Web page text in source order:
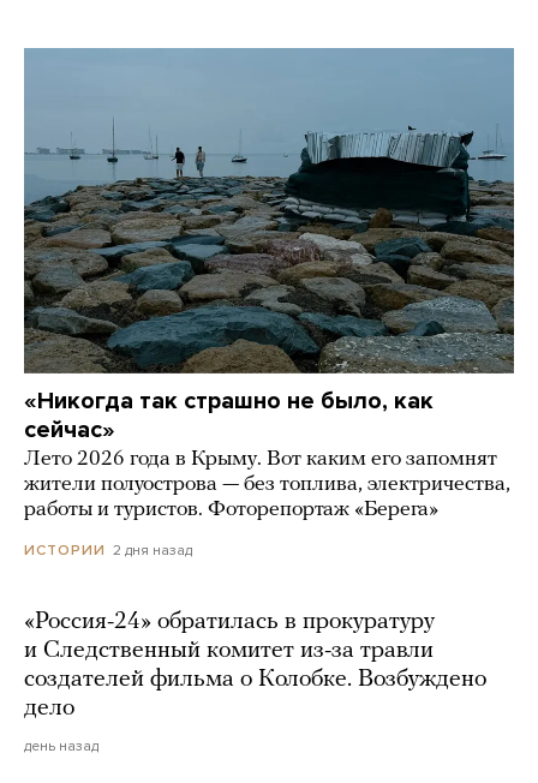
«Никогда так страшно не было, как
сейчас»
Лето 2026 года в Крыму. Вот каким его запомнят
жители полуострова — без топлива, электричества,
работы и туристов. Фоторепортаж «Берега»
ИСТОРИИ 2 дня назад
«Россия-24» обратилась в прокуратуру
и Следственный комитет из-за травли
создателей фильма о Колобке. Возбуждено
дело
день назад